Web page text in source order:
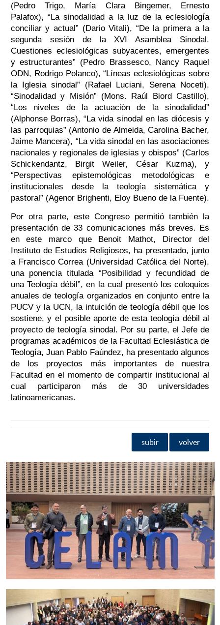
(Pedro Trigo, María Clara Bingemer, Ernesto
Palafox), “La sinodalidad a la luz de la eclesiología
conciliar y actual” (Dario Vitali), “De la primera a la
segunda sesión de la XVI Asamblea Sinodal.
Cuestiones eclesiológicas subyacentes, emergentes
y estructurantes” (Pedro Brassesco, Nancy Raquel
ODN, Rodrigo Polanco), “Líneas eclesiológicas sobre
la Iglesia sinodal” (Rafael Luciani, Serena Noceti),
“Sinodalidad y Misión” (Mons. Raúl Biord Castillo),
“Los niveles de la actuación de la sinodalidad”
(Alphonse Borras), “La vida sinodal en las diócesis y
las parroquias” (Antonio de Almeida, Carolina Bacher,
Jaime Mancera), “La vida sinodal en las asociaciones
nacionales y regionales de iglesias y obispos” (Carlos
Schickendantz, Birgit Weiler, César Kuzma), y
“Perspectivas epistemológicas metodológicas e
institucionales desde la teología sistemática y
pastoral” (Agenor Brighenti, Eloy Bueno de la Fuente).
Por otra parte, este Congreso permitió también la
presentación de 33 comunicaciones más breves. Es
en este marco que Benoit Mathot, Director del
Instituto de Estudios Religiosos, ha presentado, junto
a Francisco Correa (Universidad Católica del Norte),
una ponencia titulada “Posibilidad y fecundidad de
una Teología débil”, en la cual presentó los coloquios
anuales de teología organizados en conjunto entre la
PUCV y la UCN, la intuición de teología débil que los
sostiene, y el posible aporte de esta teología débil al
proyecto de teología sinodal. Por su parte, el Jefe de
programas académicos de la Facultad Eclesiástica de
Teología, Juan Pablo Faúndez, ha presentado algunos
de los proyectos más importantes de nuestra
Facultad en el momento de compartir institucional al
cual participaron más de 30 universidades
latinoamericanas.
subir volver